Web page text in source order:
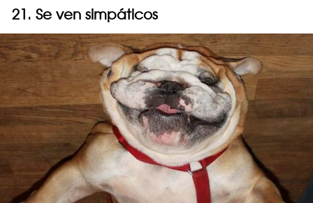
21. Se ven simpáticos